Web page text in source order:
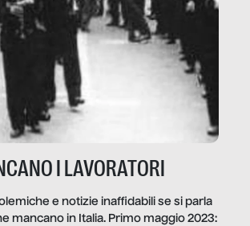
I LAVORATORI
e notizie inaffidabili se si parla
mancano in Italia. Primo maggio 2023: